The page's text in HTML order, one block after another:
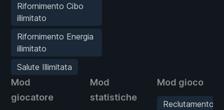
Rifornimento Cibo
illimitato
Rifornimento Energia
illimitato
Salute Illimitata
Mod
giocatore
Mod
statistiche
Mod gioco
Reclutamento